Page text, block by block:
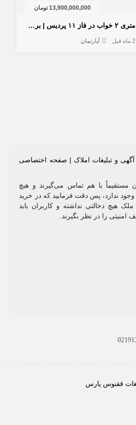
13,900,000,000 تومان
فروش آپارتمان ۱۱۸ متری ۲ خواب در فاز ۱۱ پردیس | برج لوکس شهرک غدیر
آپارتمان
با هم تماس می‌گیرند و هیچ
پس دقت فرمایید که در خرید
نداشته و کاربران باید
در نظر بگیرند.
پارس